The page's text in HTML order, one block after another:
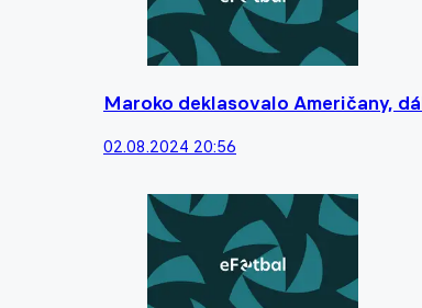
Maroko deklasovalo Američany,
02.08.2024 20:56